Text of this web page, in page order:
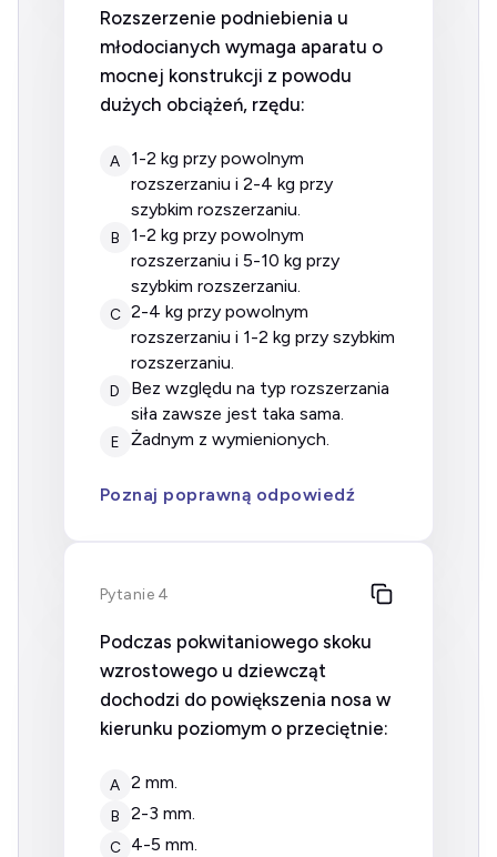
Rozszerzenie podniebienia u
młodocianych wymaga aparatu o
mocnej konstrukcji z powodu
dużych obciążeń, rzędu:
A
1-2 kg przy powolnym
rozszerzaniu i 2-4 kg przy
szybkim rozszerzaniu.
B
1-2 kg przy powolnym
rozszerzaniu i 5-10 kg przy
szybkim rozszerzaniu.
C 2-4 kg przy powolnym
rozszerzaniu i 1-2 kg przy szybkim
rozszerzaniu.
D
bez względu na typ rozszerzania
siła zawsze jest taka sama.
E żadnym z wymienionych.
Poznaj poprawną odpowiedź
Pytanie 4
Podczas pokwitaniowego skoku
wzrostowego u dziewcząt
dochodzi do powiększenia nosa w
kierunku poziomym o przeciętnie:
A 2 mm.
B 2-3 mm.
C 4-5 mm.